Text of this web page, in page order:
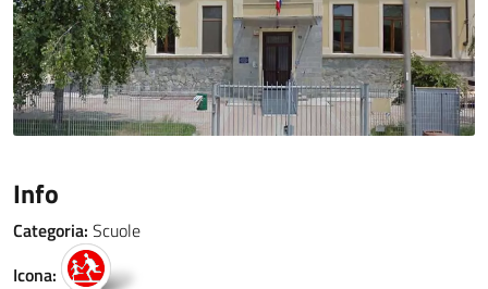
Info
Categoria: Scuole
Icona: